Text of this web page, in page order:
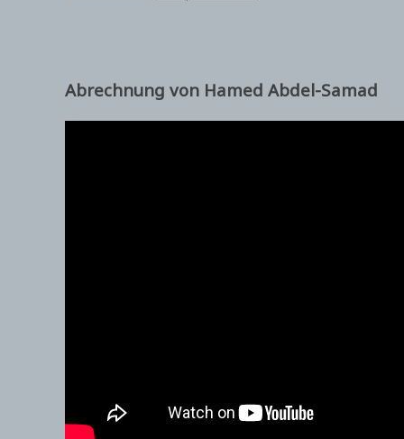
Abrechnung von Hamed Abdel-Samad